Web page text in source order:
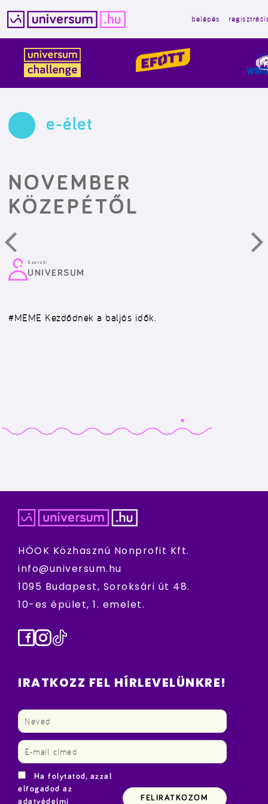
tartalomba
belépés
e-élet
NOVEMBER
KÖZEPÉTŐL
Szerző:
UNIVERSUM
#MEME Kezdődnek a baljós idők.
HÖOK Közhasznú Nonprofit Kft.
info@universum.hu
1095 Budapest, Soroksári út 48.
10-es épület, 1. emelet.
Facebook
Instagram
TikTok
IRATKOZZ FEL HÍRLEVELÜNKRE!
Ha folytatod, azzal
elfogadod az
adatvédelmi